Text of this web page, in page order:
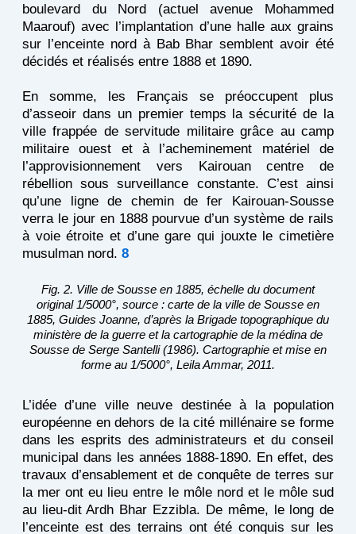
boulevard du Nord (actuel avenue Mohammed
Maarouf) avec l’implantation d’une halle aux grains
sur l’enceinte nord à Bab Bhar semblent avoir été
décidés et réalisés entre 1888 et 1890.
En somme, les Français se préoccupent plus
d’asseoir dans un premier temps la sécurité de la
ville frappée de servitude militaire grâce au camp
militaire ouest et à l’acheminement matériel de
l’approvisionnement vers Kairouan centre de
rébellion sous surveillance constante. C’est ainsi
qu’une ligne de chemin de fer Kairouan-Sousse
verra le jour en 1888 pourvue d’un système de rails
à voie étroite et d’une gare qui jouxte le cimetière
musulman nord. 8
Fig. 2. Ville de Sousse en 1885, échelle du document
original 1/5000°, source : carte de la ville de Sousse en
1885, Guides Joanne, d’après la Brigade topographique du
ministère de la guerre et la cartographie de la médina de
Sousse de Serge Santelli (1986). Cartographie et mise en
forme au 1/5000°, Leila Ammar, 2011.
L’idée d’une ville neuve destinée à la population
européenne en dehors de la cité millénaire se forme
dans les esprits des administrateurs et du conseil
municipal dans les années 1888-1890. En effet, des
travaux d’ensablement et de conquête de terres sur
la mer ont eu lieu entre le môle nord et le môle sud
au lieu-dit Ardh Bhar Ezzibla. De même, le long de
l’enceinte est des terrains ont été conquis sur les